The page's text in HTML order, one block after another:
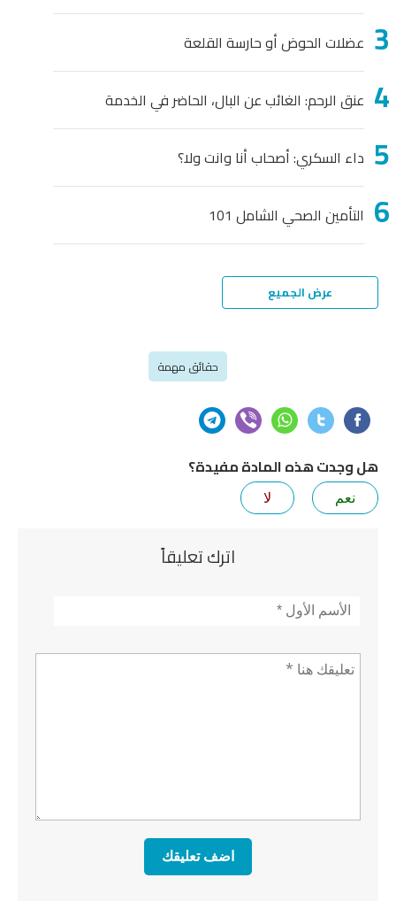
عضلات الحوض أو حارسة القلعة
عنق الرحم: الغائب عن البال، الحاضر في الخدمة
داء السكري: أصحاب أنا وانت ولا؟
التأمين الصحي الشامل 101
عرض الجميع
حقائق مهمة
هل وجدت هذه المادة مفيدة؟
نعم لا
اترك تعليقاً
الأسم*
تعليق *